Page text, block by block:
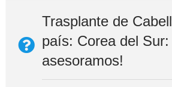
Trasplante de
país: Corea del Sur:
asesoramos!